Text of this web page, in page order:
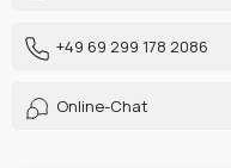
+49 69 299 178 2086
Online-Chat